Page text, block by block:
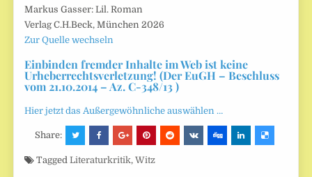
Markus Gasser: Lil. Roman
Verlag C.H.Beck, München 2026
Zur Quelle wechseln
Einbinden fremder Inhalte im Web ist keine
Urheberrechtsverletzung! (Der EuGH – Beschluss
vom 21.10.2014 – Az. C-348/13 )
Hier jetzt das Außergewöhnliche auswählen …
Share:
TaggedLiteraturkritik,Witz